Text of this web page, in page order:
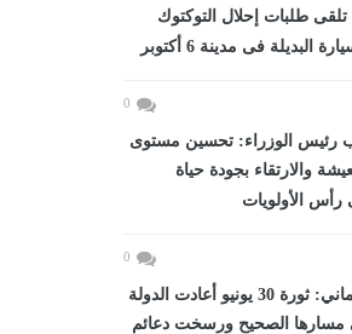
تلقى طلبات إحلال التوكتوك
البديلة فى مدينة 6 أكتوبر
0
رئيس الوزراء: تحسين مستوى
والارتقاء بجودة حياة
رأس الأولويات
0
برلماني: ثورة 30 يونيو أعادت الدولة
مسارها الصحيح ورسخت دعائم